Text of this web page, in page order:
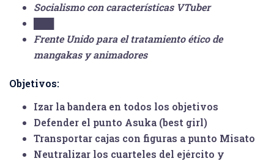
Socialismo con características VTuber
Frente Unido para el tratamiento ético de
mangakas y animadores
Objetivos:
Izar la bandera en todos los objetivos
Defender el punto Asuka (best girl)
Transportar cajas con figuras a punto Misato
Neutralizar los cuarteles del ejército y